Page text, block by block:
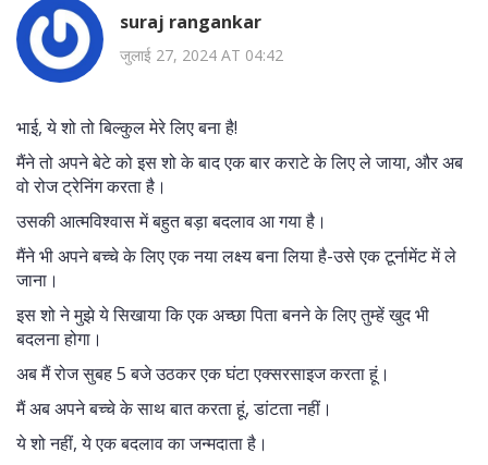
suraj rangankar
जुलाई 27, 2024 AT 04:42
भाई, ये शो तो बिल्कुल मेरे लिए बना है!
मैंने तो अपने बेटे को इस शो के बाद एक बार कराटे के लिए ले जाया, और अब
वो रोज ट्रेनिंग करता है।
उसकी आत्मविश्वास में बहुत बड़ा बदलाव आ गया है।
मैंने भी अपने बच्चे के लिए एक नया लक्ष्य बना लिया है-उसे एक टूर्नामेंट में ले
जाना।
इस शो ने मुझे ये सिखाया कि एक अच्छा पिता बनने के लिए तुम्हें खुद भी
बदलना होगा।
अब मैं रोज सुबह 5 बजे उठकर एक घंटा एक्सरसाइज करता हूं।
मैं अब अपने बच्चे के साथ बात करता हूं, डांटता नहीं।
ये शो नहीं, ये एक बदलाव का जन्मदाता है।